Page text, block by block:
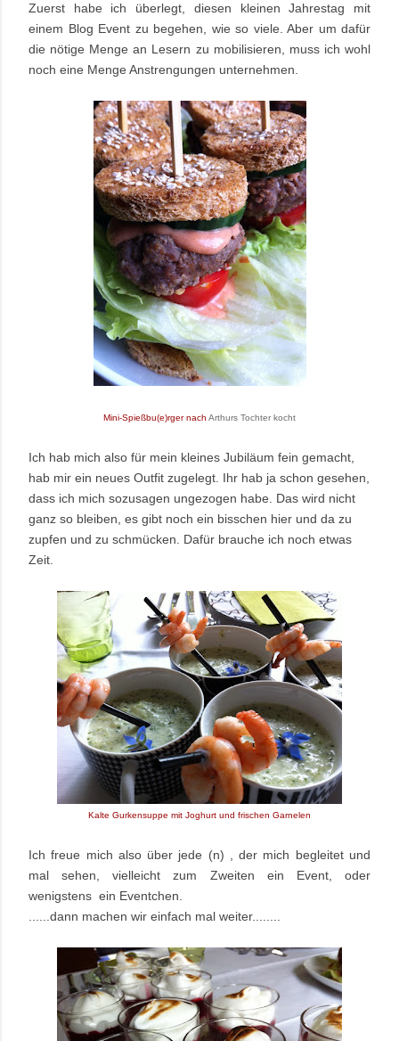
Zuerst habe ich überlegt, diesen kleinen Jahrestag mit
einem Blog Event zu begehen, wie so viele. Aber um dafür
die nötige Menge an Lesern zu mobilisieren, muss ich wohl
noch eine Menge Anstrengungen unternehmen.
Mini-Spießbu(e)rger nach Arthurs Tochter kocht
Ich hab mich also für mein kleines Jubiläum fein gemacht,
hab mir ein neues Outfit zugelegt. Ihr hab ja schon gesehen,
dass ich mich sozusagen ungezogen habe. Das wird nicht
ganz so bleiben, es gibt noch ein bisschen hier und da zu
zupfen und zu schmücken. Dafür brauche ich noch etwas
Zeit.
Kalte Gurkensuppe mit Joghurt und frischen Garnelen
Ich freue mich also über jede (n) , der mich begleitet und
mal sehen, vielleicht zum Zweiten ein Event, oder
wenigstens ein Eventchen.
......dann machen wir einfach mal weiter........